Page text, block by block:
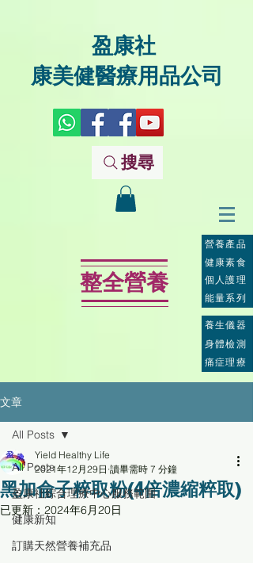
盈康社
康美健醫療用品公司
搜尋
整全營養
營養產品
個人護理
能量系列
健康素食
養生儀器
身體檢測
痛症理療
文章
All Posts
盈康社綜合理療中心服務範圍
健康新知
訂購天然營養補充品
All Posts
黑加侖子粹取粉(4倍濃縮粹取)
Yield Healthy Life
2021年12月29日 讀畢需時 7 分鐘
已更新： 2024年6月20日